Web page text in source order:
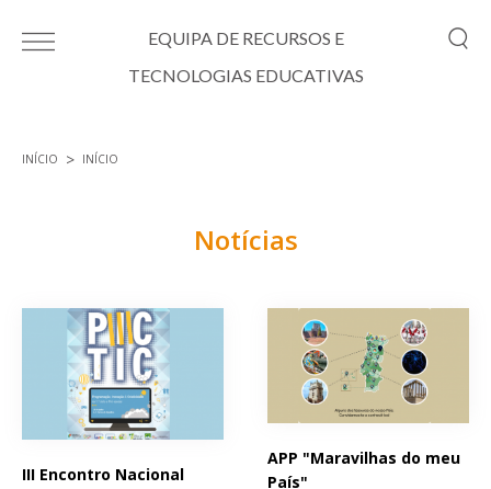
EQUIPA DE RECURSOS E
TECNOLOGIAS EDUCATIVAS
INÍCIO INÍCIO
Notícias
III Encontro Nacional
APP "Maravilhas do meu
País"
Páginas